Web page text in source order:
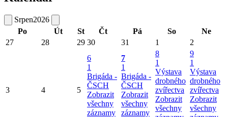
Srpen2026
Po
Út St Čt Pá So
Ne
27
28 29 30 31 1 2
3 4 5
6
1
Brigáda -
ČSCH
Zobrazit
všechny
záznamy
7
1
Brigáda -
ČSCH
Zobrazit
všechny
záznamy
8
1
Výstava
drobného
zvířectva
Zobrazit
všechny
9
1
Výstava
drobného
zvířectva
Zobrazit
všechny